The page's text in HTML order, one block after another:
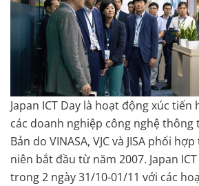
Japan ICT Day là hoạt động xúc
các doanh nghiệp công nghệ thông
Bản do VINASA, VJC và JISA phối
niên bắt đầu từ năm 2007. Japan
trong 2 ngày 31/10-01/11 với các